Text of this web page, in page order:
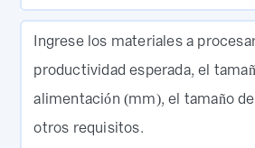
Ingrese los materiales a
productividad esperada, el
alimentación (mm), el tamaño
otros requisitos.